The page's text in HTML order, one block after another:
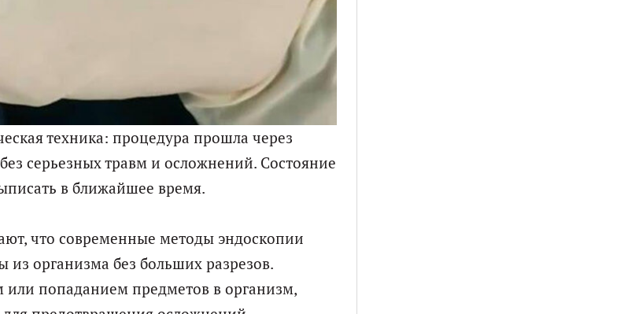
техника: процедура прошла через
серьезных травм и осложнений. Состояние
в ближайшее время.​
что современные методы эндоскопии
организма без больших разрезов.
или попаданием предметов в организм,